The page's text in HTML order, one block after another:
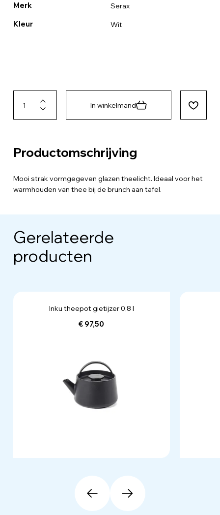
Merk Serax
Kleur Wit
In winkelmand
Productomschrijving
Mooi strak vormgegeven glazen theelicht. Ideaal voor het
warmhouden van thee bij de brunch aan tafel.
Gerelateerde
producten
Inku theepot gietijzer 0,8 l
€ 97,50